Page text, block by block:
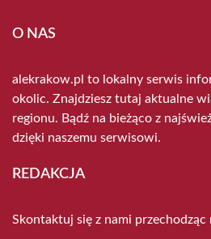
O NAS
alekrakow.pl to lokalny serwis
okolic. Znajdziesz tutaj aktualne
regionu. Bądź na bieżąco z
dzięki naszemu serwisowi.
REDAKCJA
Skontaktuj się z nami przechodząc